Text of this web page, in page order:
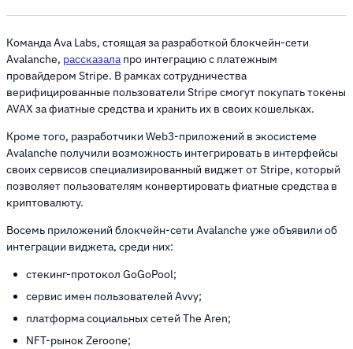
Команда Ava Labs, стоящая за разработкой блокчейн-сети
Avalanche, рассказала про интеграцию с платежным
провайдером Stripe. В рамках сотрудничества
верифицированные пользователи Stripe смогут покупать токены
AVAX за фиатные средства и хранить их в своих кошельках.
Кроме того, разработчики Web3-приложений в экосистеме
Avalanche получили возможность интегрировать в интерфейсы
своих сервисов специализированный виджет от Stripe, который
позволяет пользователям конвертировать фиатные средства в
криптовалюту.
Восемь приложений блокчейн-сети Avalanche уже объявили об
интеграции виджета, среди них:
стекинг-протокол GoGoPool;
сервис имен пользователей Avvy;
платформа социальных сетей The Aren;
NFT-рынок Zeroone;